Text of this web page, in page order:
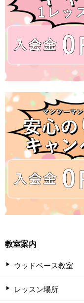
教室案内
ウッドベース教室
レッスン場所